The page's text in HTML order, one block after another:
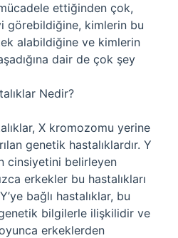
ettiğinden çok,
görebildiğine, kimlerin bu
alabildiğine ve kimlerin
dair de çok şey
Nedir?
X kromozomu yerine
genetik hastalıklardır. Y
cinsiyetini belirleyen
erkekler bu hastalıkları
bağlı hastalıklar, bu
bilgilerle ilişkilidir ve
erkeklerden